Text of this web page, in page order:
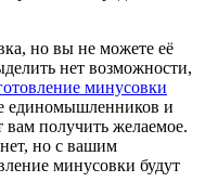
но вы не можете её
нет возможности,
минусовки
единомышленников и
вам получить желаемое.
но с вашим
минусовки будут